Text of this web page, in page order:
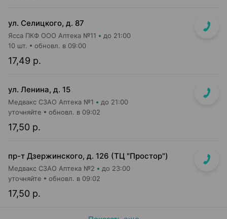
ул. Селицкого, д. 87
Ясса ПКФ ООО Аптека №11 до 21:00
17,49 р.
10 шт. обновл. в 09:00
ул. Ленина, д. 15
Медвакс СЗАО Аптека №1 до 21:00
17,50 р.
уточняйте обновл. в 09:02
пр-т Дзержинского, д. 126 (ТЦ "Простор")
Медвакс СЗАО Аптека №2 до 23:00
17,50 р.
уточняйте обновл. в 09:02